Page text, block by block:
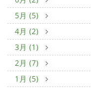
5月 (5)
4月 (2)
3月 (1)
2月 (7)
1月 (5)